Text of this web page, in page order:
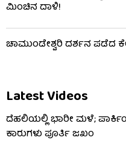
ಮಿಂಚಿನ ದಾಳಿ!
ಚಾಮುಂಡೇಶ್ವರಿ ದರ್ಶನ ಪಡೆದ
Latest Videos
ದೆಹಲಿಯಲ್ಲಿ ಭಾರೀ ಮಳೆ;
ಕಾರುಗಳು ಪೂರ್ತಿ ಜಖಂ